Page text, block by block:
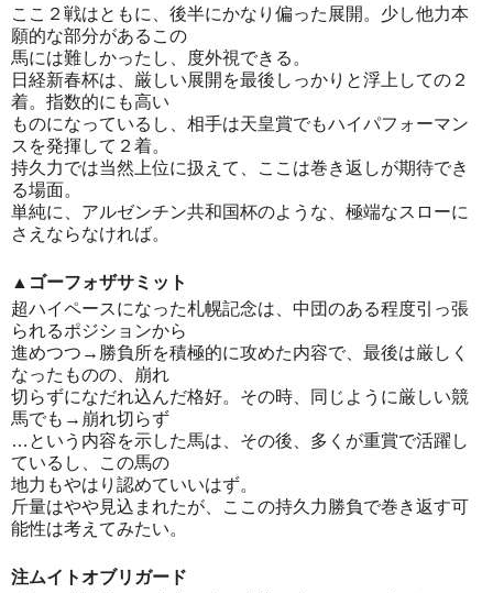
ここ２戦はともに、後半にかなり偏った展開。少し他力本
願的な部分があるこの
馬には難しかったし、度外視できる。
日経新春杯は、厳しい展開を最後しっかりと浮上しての２
着。指数的にも高い
ものになっているし、相手は天皇賞でもハイパフォーマン
スを発揮して２着。
持久力では当然上位に扱えて、ここは巻き返しが期待でき
る場面。
単純に、アルゼンチン共和国杯のような、極端なスローに
さえならなければ。
▲ゴーフォザサミット
超ハイペースになった札幌記念は、中団のある程度引っ張
られるポジションから
進めつつ→勝負所を積極的に攻めた内容で、最後は厳しく
なったものの、崩れ
切らずになだれ込んだ格好。その時、同じように厳しい競
馬でも→崩れ切らず
…という内容を示した馬は、その後、多くが重賞で活躍し
ているし、この馬の
地力もやはり認めていいはず。
斤量はやや見込まれたが、ここの持久力勝負で巻き返す可
能性は考えてみたい。
注ムイトオブリガード